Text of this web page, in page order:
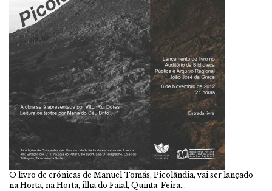
O livro de crónicas de Manuel Tomás, Picolândia, vai ser lançado
na Horta, na Horta, ilha do Faial, Quinta-Feira…